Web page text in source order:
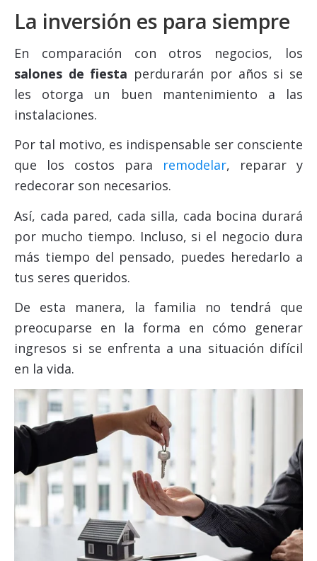
La inversión es para siempre
En comparación con otros negocios, los
salones de fiesta perdurarán por años si se
les otorga un buen mantenimiento a las
instalaciones.
Por tal motivo, es indispensable ser consciente
que los costos para remodelar, reparar y
redecorar son necesarios.
Así, cada pared, cada silla, cada bocina durará
por mucho tiempo. Incluso, si el negocio dura
más tiempo del pensado, puedes heredarlo a
tus seres queridos.
De esta manera, la familia no tendrá que
preocuparse en la forma en cómo generar
ingresos si se enfrenta a una situación difícil
en la vida.